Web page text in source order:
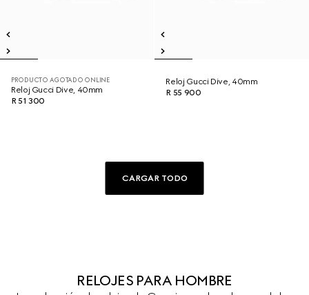
PRODUCTO AGOTADO ONLINE
Reloj Gucci Dive, 40mm
R 51 300
Reloj Gucci Dive, 40mm
R 55 900
CARGAR TODO
RELOJES PARA HOMBRE